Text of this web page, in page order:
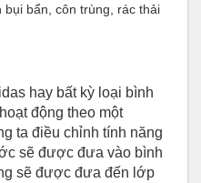
bụi bẩn, côn trùng, rác thải
hay bất kỳ loại bình
động theo một
ta điều chỉnh tính năng
sẽ được đưa vào bình
sẽ được đưa đến lớp